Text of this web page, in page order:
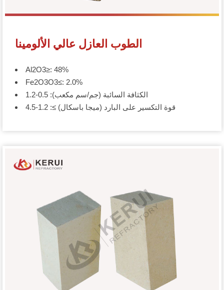
الطوب العازل عالي الألومينا
Al2O3≥: 48%
Fe2O3O3≤: 2.0%
الكثافة السائبة (جم/سم مكعب): 0.5-1.2
قوة التكسير على البارد (ميجا باسكال) ≥: 1.2-4.5